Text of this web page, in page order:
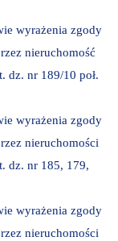
wyrażenia zgody
nieruchomość
dz. nr 189/10 poł.
wyrażenia zgody
nieruchomości
dz. nr 185, 179,
wyrażenia zgody
nieruchomości